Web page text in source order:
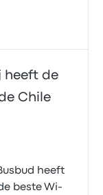
heeft de
Chile
heeft
beste Wi-